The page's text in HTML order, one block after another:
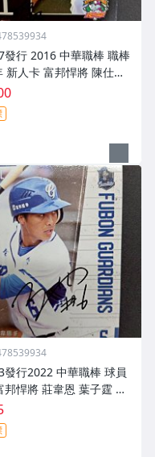
發行 2016 中華職棒 職棒
新人卡 富邦悍將 陳仕朋
名卡 rc05
發行2022 中華職棒 球員
邦悍將 莊韋恩 葉子霆 親
卡 291